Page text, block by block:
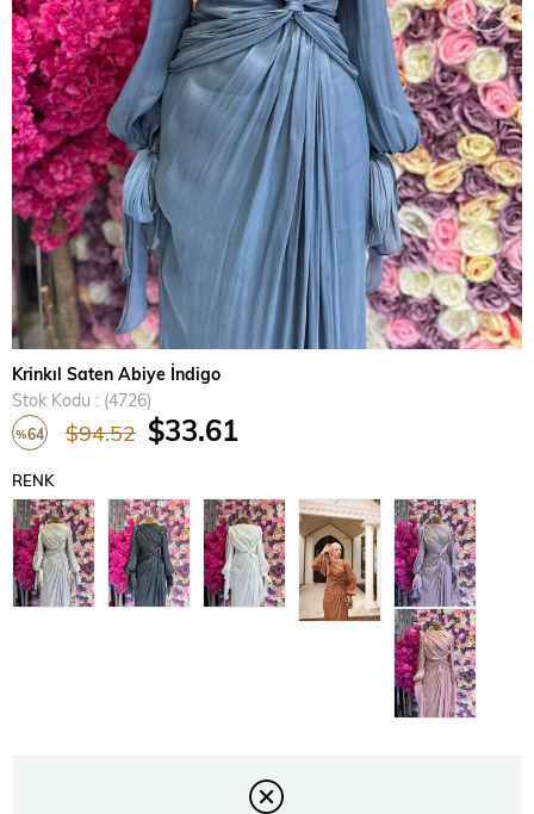
Krinkıl Saten Abiye İndigo
Stok Kodu
(4726)
%64 $94.52 $33.61
RENK